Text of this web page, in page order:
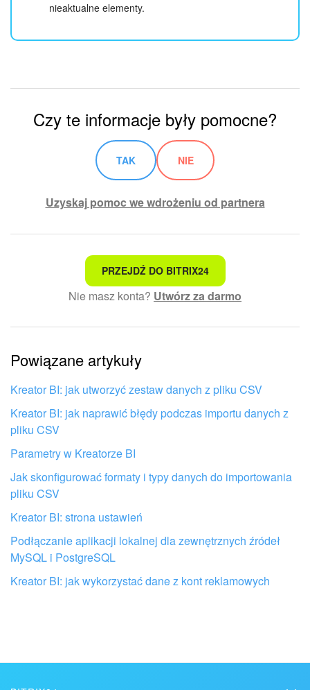
nieaktualne elementy.
Czy te informacje były pomocne?
TAK NIE
Uzyskaj pomoc we wdrożeniu od partnera
To nie jest to, czego szukam
Skomplikowany i niezrozumiały tekst
Informacje są nieaktualne
Artykuł jest za krótki. Potrzebuję więcej informacji
Nie podoba mi się sposób działania tego narzędzia
PRZEJDŹ DO BITRIX24
Nie masz konta? Utwórz za darmo
Powiązane artykuły
Kreator BI: jak utworzyć zestaw danych z pliku CSV
Kreator BI: jak naprawić błędy podczas importu danych z
pliku CSV
Parametry w Kreatorze BI
Jak skonfigurować formaty i typy danych do importowania
pliku CSV
Kreator BI: strona ustawień
Podłączanie aplikacji lokalnej dla zewnętrznych źródeł
MySQL i PostgreSQL
Kreator BI: jak wykorzystać dane z kont reklamowych